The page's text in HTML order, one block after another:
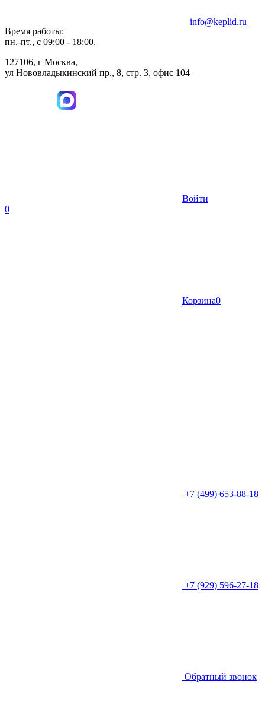
Время работы:
пн.-пт., с 09:00 - 18:00.
127106, г Москва,
ул Нововладыкинский пр., 8, стр. 3, офис 104
info@keplid.ru
Войти
0
Корзина0
+7 (499) 653-88-18
+7 (929) 596-27-18
Обратный звонок